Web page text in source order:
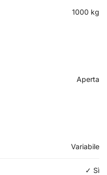
1000 kg
Aperta
Variabile
✓ Sì